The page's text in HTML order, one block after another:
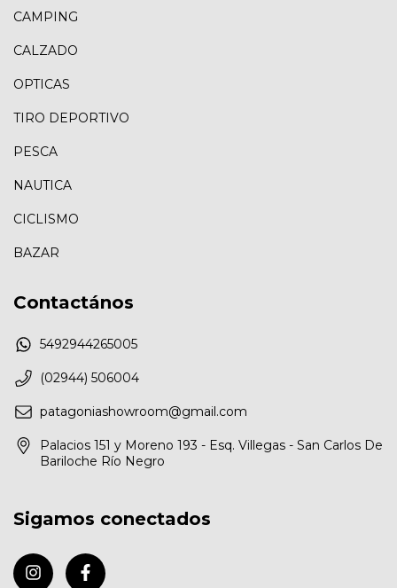
CAMPING
CALZADO
OPTICAS
TIRO DEPORTIVO
PESCA
NAUTICA
CICLISMO
BAZAR
Contactános
5492944265005
(02944) 506004
patagoniashowroom@gmail.com
Palacios 151 y Moreno 193 - Esq. Villegas - San Carlos De
Bariloche Río Negro
Sigamos conectados